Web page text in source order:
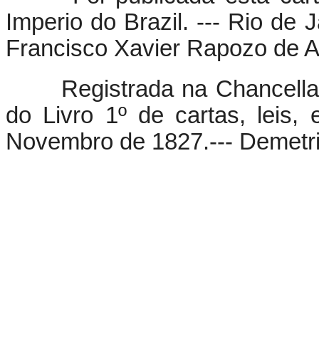
Imperio do Brazil. --- Rio de
Francisco Xavier Rapozo de
Registrada na
do Livro 1º de cartas, leis,
Novembro de 1827.---